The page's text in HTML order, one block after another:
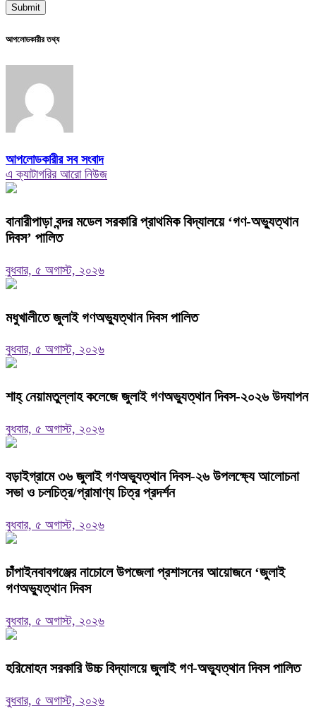
আপলোডকারীর তথ্য
আপলোডকারীর সব সংবাদ
এ ক্যাটাগরির আরো নিউজ
বানারীপাড়া বন্দর মডেল সরকারি প্রাথমিক বিদ্যালয়ে ‘গণ-অভ্যুত্থান
দিবস’ পালিত
বুধবার, ৫ অগাস্ট, ২০২৬
মধুখালীতে জুলাই গণঅভ্যুত্থান দিবস পালিত
বুধবার, ৫ অগাস্ট, ২০২৬
শাহ্ নেয়ামতুল্লাহ কলেজে জুলাই গণঅভ্যুত্থান দিবস-২০২৬ উদযাপন
বুধবার, ৫ অগাস্ট, ২০২৬
বড়াইগ্রামে ৩৬ জুলাই গণঅভ্যুত্থান দিবস-২৬ উপলক্ষ্যে আলোচনা
সভা ও চলচিত্র/প্রামাণ্য চিত্র প্রদর্শন
বুধবার, ৫ অগাস্ট, ২০২৬
চাঁপাইনবাবগঞ্জের নাচোলে উপজেলা প্রশাসনের আয়োজনে ‘জুলাই
গণঅভ্যুত্থান দিবস
বুধবার, ৫ অগাস্ট, ২০২৬
হরিমোহন সরকারি উচ্চ বিদ্যালয়ে জুলাই গণ-অভ্যুত্থান দিবস পালিত
বুধবার, ৫ অগাস্ট, ২০২৬